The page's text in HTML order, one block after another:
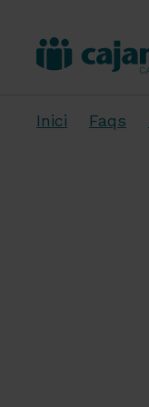
Inici Faqs